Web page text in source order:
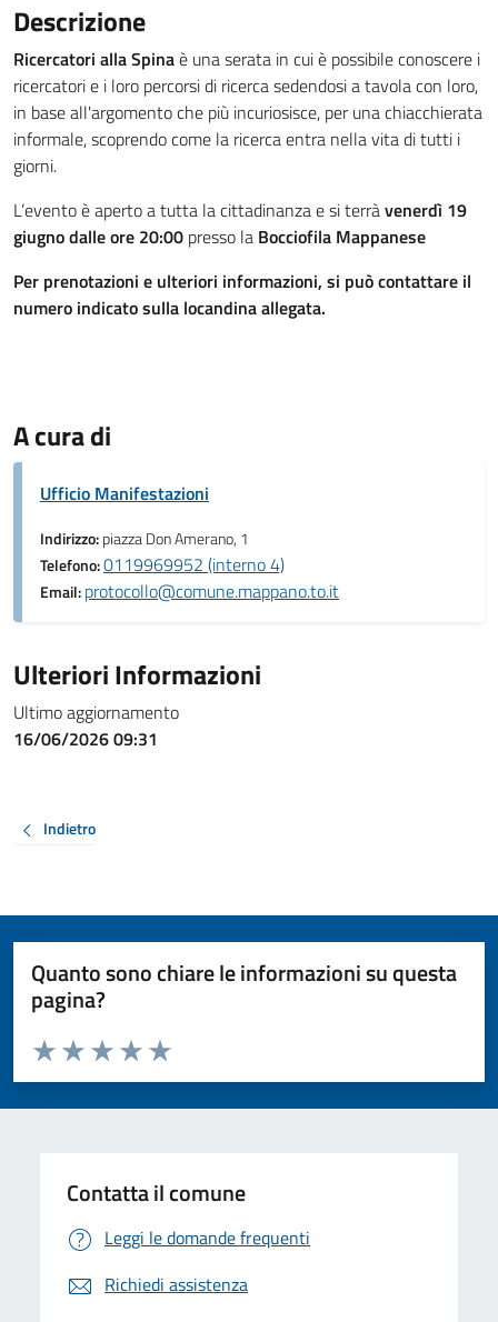
Descrizione
Ricercatori alla Spinaè una serata in cui è possibile conoscere i
ricercatori e i loro percorsi di ricerca sedendosi a tavola con loro,
in base all'argomento che più incuriosisce, per una chiacchierata
informale, scoprendo come la ricerca entra nella vita di tutti i
giorni.
L’evento è aperto a tutta la cittadinanza e si terràvenerdì 19
giugno dalle ore 20:00 presso la Bocciofila Mappanese
Per prenotazioni e ulteriori informazioni, si può contattare il
numero indicato sulla locandina allegata.
A cura di
Ufficio Manifestazioni
Indirizzo:piazza Don Amerano, 1
Telefono:0119969952 (interno 4)
Email:protocollo@comune.mappano.to.it
Ulteriori Informazioni
Ultimo aggiornamento
16/06/2026 09:31
Indietro
Quanto sono chiare le informazioni su questa
pagina?
Valuta da 1 a 5 stelle la pagina
Valuta 5 stelle su 5
Valuta 4 stelle su 5
Valuta 3 stelle su 5
Valuta 2 stelle su 5
Valuta 1 stelle su 5
Contatta il comune
Leggi le domande frequenti
Richiedi assistenza